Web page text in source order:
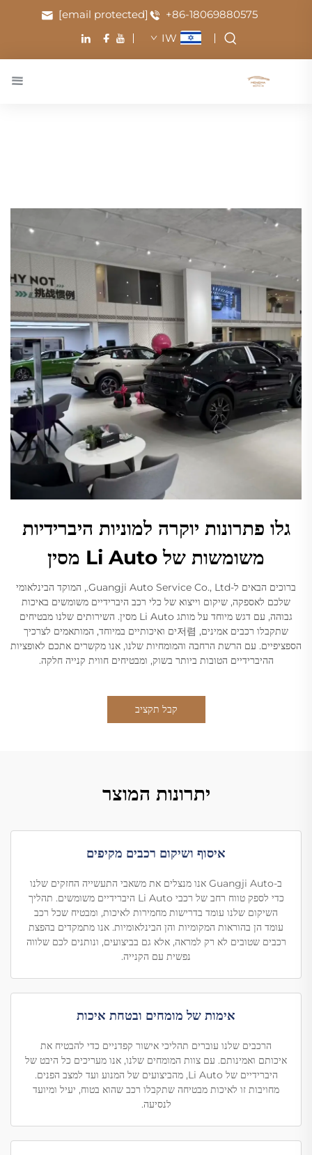
+86-18069880575
[email protected]
IW
גלו פתרונות יוקרה למוניות היברידיות
משומשות של Li Auto מסין
ברוכים הבאים ל-Guangji Auto Service Co., Ltd., המוקד הבינלאומי
שלכם לאספקה, שיקום וייצוא של כלי רכב היברידיים משומשים באיכות
גבוהה, עם דגש מיוחד על מותג Li Auto מסין. השירותים שלנו מבטיחים
שתקבלו רכבים אמינים, 저렴ים ואיכותיים במיוחד, המותאמים לצרכיך
הספציפיים. עם הרשת הרחבה והמומחיות שלנו, אנו מקשרים אתכם לאופציות
ההיברידיים הטובות ביותר בשוק, ומבטיחים חווית קנייה חלקה.
קבל תקציב
יתרונות המוצר
איסוף ושיקום רכבים מקיפים
ב-Guangji Auto אנו מנצלים את משאבי התעשייה החזקים שלנו
כדי לספק טווח רחב של רכבי Li Auto היברידיים משומשים. תהליך
השיקום שלנו עומד בדרישות מחמירות לאיכות, ומבטיח שכל רכב
עומד הן בהוראות המקומיות והן הבינלאומיות. אנו מתמקדים בהפצת
רכבים שטובים לא רק למראה, אלא גם בביצועים, ונותנים לכם שלווה
נפשית עם הקנייה.
אימות של מומחים ובטחת איכות
הרכבים שלנו עוברים תהליכי אישור קפדניים כדי להבטיח את
איכותם ואמינותם. עם צוות המומחים שלנו, אנו מעריכים כל היבט של
היברידיים של Li Auto, מהביצועים של המנוע ועד למצב הפנים.
מחויבות זו לאיכות מבטיחה שתקבלו רכב שהוא בטוח, יעיל ומיועד
לנסיעה.